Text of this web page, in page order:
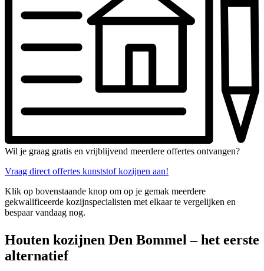
Wil je graag gratis en vrijblijvend meerdere offertes ontvangen?
Vraag direct offertes kunststof kozijnen aan!
Klik op bovenstaande knop om op je gemak meerdere
gekwalificeerde kozijnspecialisten met elkaar te vergelijken en
bespaar vandaag nog.
Houten kozijnen Den Bommel – het eerste
alternatief